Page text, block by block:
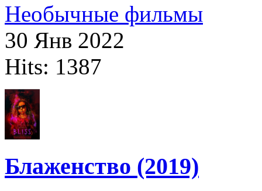
Необычные фильмы
30 Янв 2022
Hits: 1387
Блаженство (2019)